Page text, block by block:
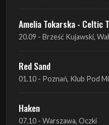
Amelia Tokarska - Celtic
20.09 - Brześć Kujawski,
Red Sand
01.10 - Poznań, Klub Pod
Haken
07.10 - Warszawa, Oczki